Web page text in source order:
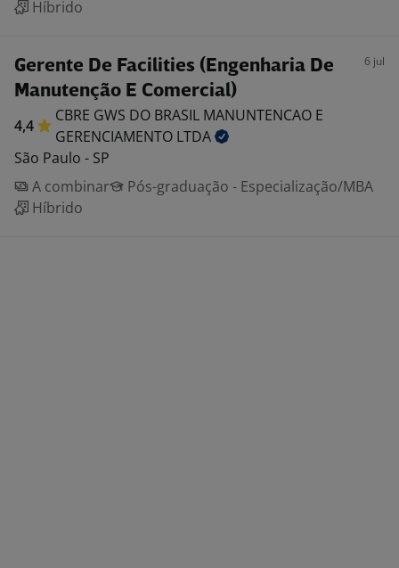
Híbrido
Gerente De Facilities (Engenharia De
Manutenção E Comercial)
6 jul
4,4
CBRE GWS DO BRASIL MANUNTENCAO E
GERENCIAMENTO LTDA
São Paulo - SP
A combinar
Pós-graduação - Especialização/MBA
Híbrido